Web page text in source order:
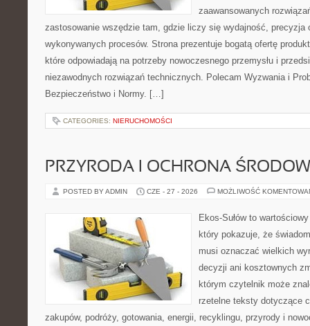
zaawansowanych
zastosowanie wszędzie tam, gdzie liczy się wydajność, precyzja
wykonywanych procesów. Strona prezentuje bogatą ofertę
które odpowiadają na potrzeby nowoczesnego przemysłu i
niezawodnych rozwiązań technicznych. Polecam Wyzwania i
Bezpieczeństwo i Normy. […]
CATEGORIES: NIERUCHOMOŚCI
PRZYRODA I OCHRONA
POSTED BY ADMIN CZE - 27 - 2026 MOŻLIWOŚĆ
Ekos-Sułów to
który pokazuje, że
musi oznaczać wielkich
decyzji ani kosztownych
którym czytelnik może
rzetelne teksty dotyczące
zakupów, podróży, gotowania, energii, recyklingu, przyrody i